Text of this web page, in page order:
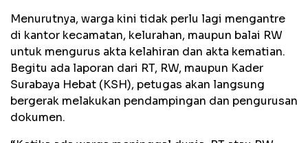
Menurutnya, warga kini tidak perlu lagi mengantre
di kantor kecamatan, kelurahan, maupun balai RW
untuk mengurus akta kelahiran dan akta kematian.
Begitu ada laporan dari RT, RW, maupun Kader
Surabaya Hebat (KSH), petugas akan langsung
bergerak melakukan pendampingan dan pengurusan
dokumen.